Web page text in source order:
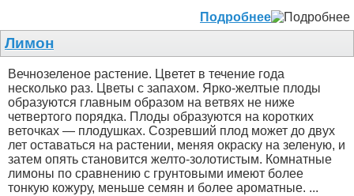
Подробнее
Лимон
Вечнозеленое растение. Цветет в течение года
несколько раз. Цветы с запахом. Ярко-желтые плоды
образуются главным образом на ветвях не ниже
четвертого порядка. Плоды образуются на коротких
веточках — плодушках. Созревший плод может до двух
лет оставаться на растении, меняя окраску на зеленую, и
затем опять становится желто-золотистым. Комнатные
лимоны по сравнению с грунтовыми имеют более
тонкую кожуру, меньше семян и более ароматные. ...